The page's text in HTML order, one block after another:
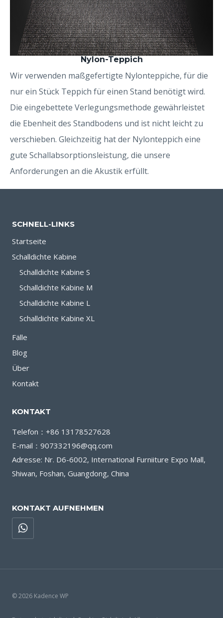
Nylon-Teppich
Wir verwenden maßgefertigte Nylonteppiche, für die
nur ein Stück Teppich für einen Stand benötigt wird.
Die eingebettete Verlegungsmethode gewährleistet
die Ebenheit des Standbodens und ist nicht leicht zu
verschieben. Gleichzeitig hat der Nylonteppich eine
gute Schallabsorptionsleistung, die unsere
Anforderungen an die Akustik erfüllt.
SCHNELL-LINKS
Startseite
Schalldichte Kabine
Schalldichte Kabine S
Schalldichte Kabine M
Schalldichte Kabine L
Schalldichte Kabine XL
Fälle
Blog
Über
Kontakt
KONTAKT
Telefon：+86 13178527628
E-mail：907332196@qq.com
Adresse: Nr. D6-6002, International Furniiture Expo Mall,
Shiwan, Foshan, Guangdong, China
KONTAKT AUFNEHMEN
© 2026 Kadence WP